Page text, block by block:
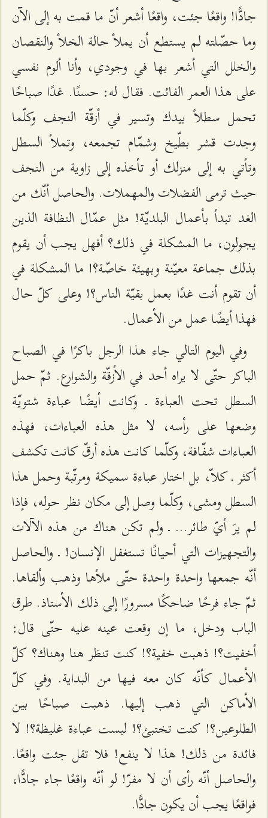
جادًّا! واقعًا جئت، واقعًا أشعر أنّ ما قمت به إلى الآن
وما حصّلته لم يستطع أن يملأ حالة الخلأ والنقصان
والخلل التي أشعر بها في وجودي، وأنا ألوم نفسي
على هذا العمر الفائت. فقال له: حسنًا. غدًا صباحًا
تحمل سطلاً بيدك وتسير في أزقّة النجف وكلّما
وجدت قشر بطّيخ وشمّام تجمعه، وتملأ السطل
وتأتي به إلى منزلك أو تأخذه إلى زاوية من النجف
حيث ترمى الفضلات والمهملات. والحاصل أنّك من
الغد تبدأ بأعمال البلديّة! مثل عمّال النظافة الذين
يجولون، ما المشكلة في ذلك؟ أفهل يجب أن يقوم
بذلك جماعة معيّنة وبهيئة خاصّة؟! ما المشكلة في
أن تقوم أنت غدًا بعمل بقيّة الناس؟! وعلى كلّ حال
فهذا أيضًا عمل من الأعمال.
وفي اليوم التالي جاء هذا الرجل باكرًا في الصباح
الباكر حتّى لا يراه أحد في الأزقّة والشوارع. ثمّ حمل
السطل تحت العباءة ـ وكانت أيضًا عباءة شتويّة
وضعها على رأسه، لا مثل هذه العباءات، فهذه
العباءات شفّافة، وكلّما كانت هذه أرقّ كانت تكشف
أكثر ـ كلاّ، بل اختار عباءة سميكة ومرتّبة وحمل هذا
السطل ومشى، وكلّما وصل إلى مكان نظر حوله، فإذا
لم يرَ أيّ طائر... ـ ولم تكن هناك من هذه الآلات
والتجهيزات التي أحيانًا تستغفل الإنسان! ـ والحاصل
أنّه جمعها واحدة واحدة حتّى ملأها وذهب وألقاها.
ثمّ جاء فرحًا ضاحكًا مسرورًا إلى ذلك الأستاذ. طرق
الباب ودخل، ما إن وقعت عينه عليه حتّى قال:
أخفيت؟! ذهبت خفية؟! كنت تنظر هنا وهناك؟ كلّ
الأعمال كأنّه كان معه فيها من البداية. وفي كلّ
الأماكن التي ذهب إليها. ذهبت صباحًا بين
الطلوعين؟! كنت تختبئ؟! لبست عباءة غليظة؟! لا
فائدة من ذلك! هذا لا ينفع! فلا تقل جئت واقعًا.
والحاصل أنّه رأى أن لا مفرّ! لو أنّه واقعًا جاء جادًّا،
فواقعًا يجب أن يكون جادًّا.